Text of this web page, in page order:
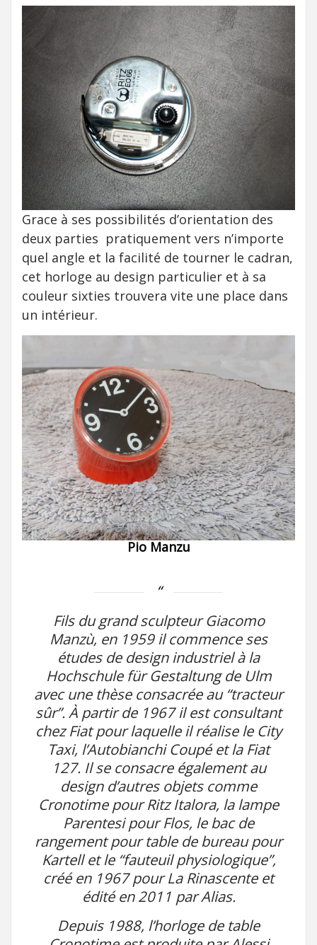
Grace à ses possibilités d’orientation des
deux parties pratiquement vers n’importe
quel angle et la facilité de tourner le cadran,
cet horloge au design particulier et à sa
couleur sixties trouvera vite une place dans
un intérieur.
Pio Manzu
Fils du grand sculpteur Giacomo
Manzù, en 1959 il commence ses
études de design industriel à la
Hochschule für Gestaltung de Ulm
avec une thèse consacrée au “tracteur
sûr”. À partir de 1967 il est consultant
chez Fiat pour laquelle il réalise le City
Taxi, l’Autobianchi Coupé et la Fiat
127. Il se consacre également au
design d’autres objets comme
Cronotime pour Ritz Italora, la lampe
Parentesi pour Flos, le bac de
rangement pour table de bureau pour
Kartell et le “fauteuil physiologique”,
créé en 1967 pour La Rinascente et
édité en 2011 par Alias.
Depuis 1988, l’horloge de table